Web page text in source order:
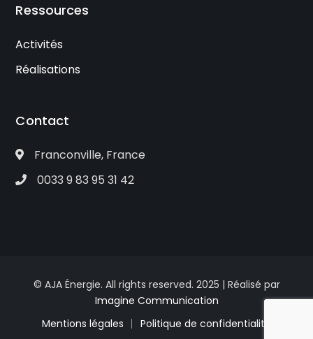
Ressources
Activités
Réalisations
Contact
Franconville, France
0033 9 83 95 31 42
© AJA Énergie. All rights reserved. 2025 | Réalisé par
Imagine Communication
Mentions légales
Politique de confidentialité